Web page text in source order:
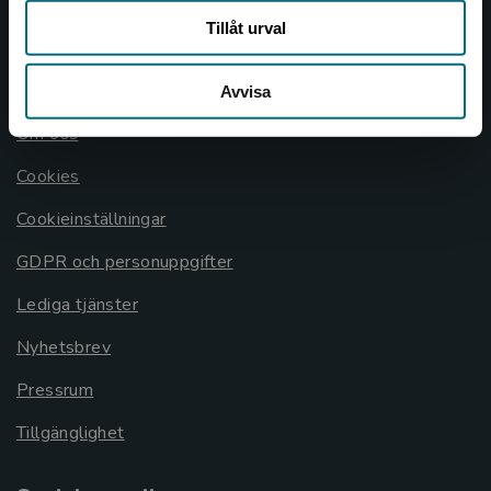
Tillåt urval
Avvisa
Om oss
Cookies
Cookieinställningar
GDPR och personuppgifter
Lediga tjänster
Nyhetsbrev
Pressrum
Tillgänglighet